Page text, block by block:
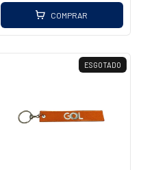
COMPRAR
ESGOTADO